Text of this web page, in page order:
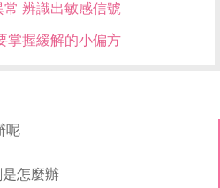
辨識出敏感信號
掌握緩解的小偏方
呢
怎麼辦